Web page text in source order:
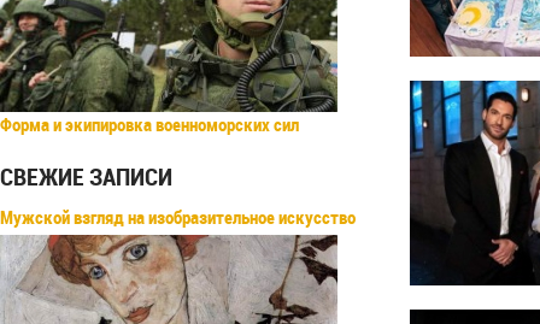
Форма и экипировка военноморских сил
СВЕЖИЕ ЗАПИСИ
Мужской взгляд на изобразительное искусство